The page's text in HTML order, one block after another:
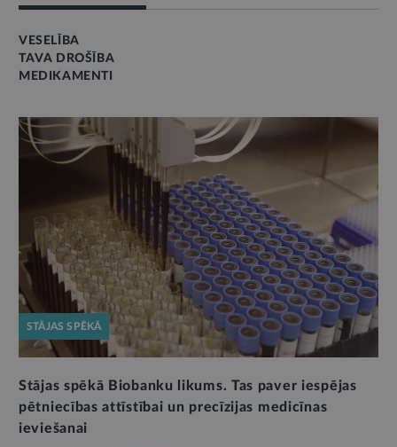
VESELĪBA
TAVA DROŠĪBA
MEDIKAMENTI
STĀJAS SPĒKĀ
Stājas spēkā Biobanku likums. Tas paver iespējas
pētniecības attīstībai un precīzijas medicīnas
ieviešanai